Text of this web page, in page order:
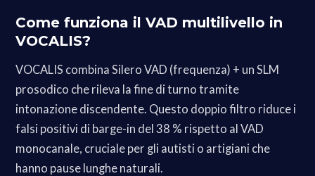
Come funziona il VAD multilivello in
VOCALIS?
VOCALIS combina Silero VAD (frequenza) + un SLM
prosodico che rileva la fine di turno tramite
intonazione discendente. Questo doppio filtro riduce i
falsi positivi di barge-in del 38 % rispetto al VAD
monocanale, cruciale per gli autisti o artigiani che
hanno pause lunghe naturali.